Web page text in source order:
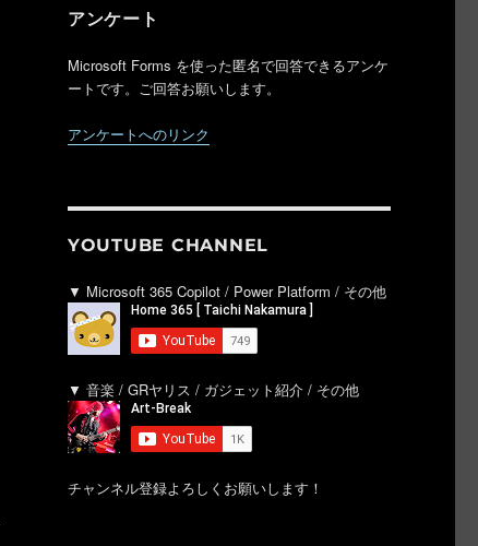
アンケート
Microsoft Forms を使った匿名で回答できるアンケ
ートです。ご回答お願いします。
アンケートへのリンク
YOUTUBE CHANNEL
▼ Microsoft 365 Copilot / Power Platform / その他
▼ 音楽 / GRヤリス / ガジェット紹介 / その他
チャンネル登録よろしくお願いします！